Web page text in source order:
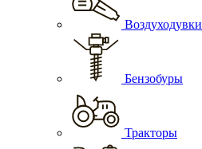
Воздуходувки
Бензобуры
Тракторы